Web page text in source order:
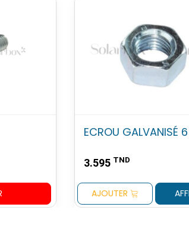
ECROU GALVANISÉ 6
3.595 TND
AJOUTER